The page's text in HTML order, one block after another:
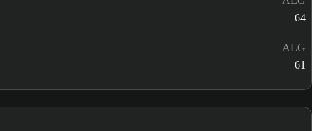
64
ALG
61